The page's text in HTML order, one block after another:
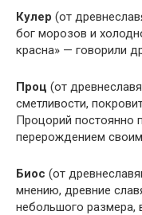
Кулер (от
бог морозов и
красна» — говорили
Проц (от
сметливости,
Процорий постоянно
перерождением
Биос (от
мнению, древние
небольшого размера,